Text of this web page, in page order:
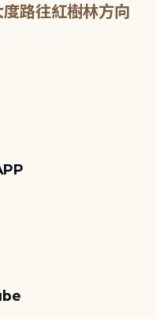
路往紅樹林方向